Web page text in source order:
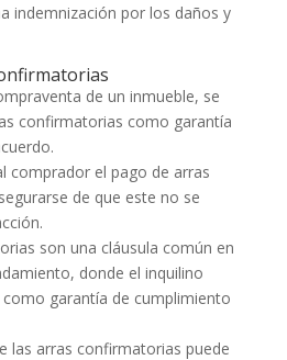
indemnización por los daños y
de un inmueble, se
confirmatorias como garantía
comprador el pago de arras
de que este no se
son una cláusula común en
donde el inquilino
garantía de cumplimiento
las arras confirmatorias puede